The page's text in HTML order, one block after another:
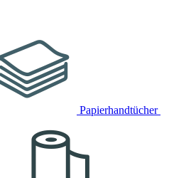
Papierhandtücher